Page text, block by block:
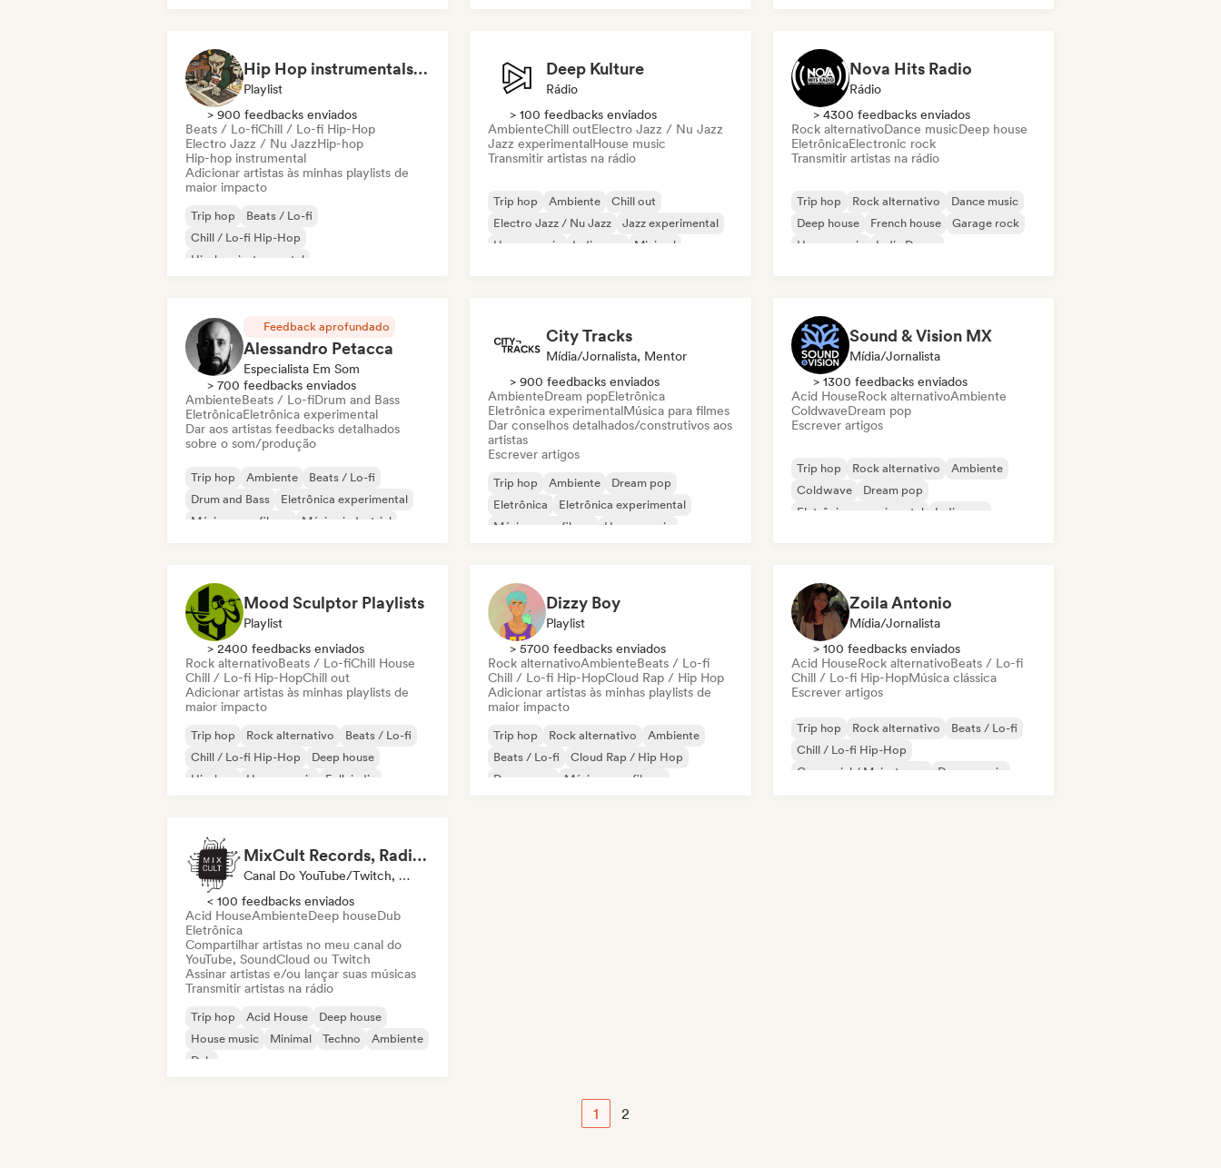
Hip Hop instrumentals - Underground boombap & Lo Fi Hip Hop (by Snaap)
Playlist
> 900 feedbacks enviados
Beats / Lo-fiChill / Lo-fi Hip-Hop
Electro Jazz / Nu JazzHip-hop
Hip-hop instrumental
Adicionar artistas às minhas playlists de
maior impacto
Trip hop
Beats / Lo-fi
Chill / Lo-fi Hip-Hop
Hip-hop instrumental
Deep Kulture
Rádio
> 100 feedbacks enviados
AmbienteChill outElectro Jazz / Nu Jazz
Jazz experimentalHouse music
Transmitir artistas na rádio
Trip hop Ambiente
Chill out
Electro Jazz / Nu Jazz
Jazz experimental
House music
Indie pop Minimal
Nova Hits Radio
Rádio
> 4300 feedbacks enviados
Rock alternativoDance musicDeep house
EletrônicaElectronic rock
Transmitir artistas na rádio
Trip hop Rock alternativo
Dance music
Deep house
French house
Garage rock
House music
Indie Dance
Feedback aprofundado
Alessandro Petacca
Especialista Em Som
> 700 feedbacks enviados
AmbienteBeats / Lo-fiDrum and Bass
EletrônicaEletrônica experimental
Dar aos artistas feedbacks detalhados
sobre o som/produção
Trip hop Ambiente
Beats / Lo-fi
Drum and Bass
Eletrônica experimental
Música para filmes
Música industrial
City Tracks
Mídia/Jornalista, Mentor
> 900 feedbacks enviados
AmbienteDream popEletrônica
Eletrônica experimentalMúsica para filmes
Dar conselhos detalhados/construtivos aos
artistas
Escrever artigos
Trip hop Ambiente
Dream pop
Eletrônica
Eletrônica experimental
Música para filmes
House music
Sound & Vision MX
Mídia/Jornalista
> 1300 feedbacks enviados
Acid HouseRock alternativoAmbiente
ColdwaveDream pop
Escrever artigos
Trip hop Rock alternativo
Ambiente
Coldwave
Dream pop
Eletrônica experimental
Indie pop
Mood Sculptor Playlists
Playlist
> 2400 feedbacks enviados
Rock alternativoBeats / Lo-fiChill House
Chill / Lo-fi Hip-HopChill out
Adicionar artistas às minhas playlists de
maior impacto
Trip hop Rock alternativo
Beats / Lo-fi
Chill / Lo-fi Hip-Hop
Deep house
Hip-hop
House music Folk indie
Dizzy Boy
Playlist
> 5700 feedbacks enviados
Rock alternativoAmbienteBeats / Lo-fi
Chill / Lo-fi Hip-HopCloud Rap / Hip Hop
Adicionar artistas às minhas playlists de
maior impacto
Trip hop Rock alternativo
Ambiente
Beats / Lo-fi
Cloud Rap / Hip Hop
Dream pop
Música para filmes
Zoila Antonio
Mídia/Jornalista
> 100 feedbacks enviados
Acid HouseRock alternativoBeats / Lo-fi
Chill / Lo-fi Hip-HopMúsica clássica
Escrever artigos
Trip hop Rock alternativo
Beats / Lo-fi
Chill / Lo-fi Hip-Hop
Comercial / Mainstream
Dance music
MixCult Records, Radio and Sub Labels
Canal Do YouTube/Twitch, Selo, Rádio
< 100 feedbacks enviados
Acid HouseAmbienteDeep houseDub
Eletrônica
Compartilhar artistas no meu canal do
YouTube, SoundCloud ou Twitch
Assinar artistas e/ou lançar suas músicas
Transmitir artistas na rádio
Trip hop Acid House
Deep house
House music
Minimal Techno
Ambiente
Dub
1 2